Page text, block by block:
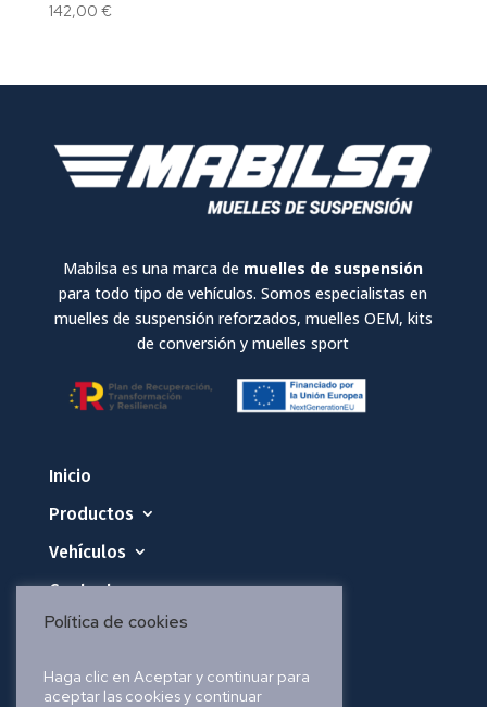
142,00 €
Mabilsa es una marca de muelles de suspensión
para todo tipo de vehículos. Somos especialistas en
muelles de suspensión reforzados, muelles OEM, kits
de conversión y muelles sport
Inicio
Productos
Vehículos
Contacto
Política de cookies
Política de cookies
Haga clic en Aceptar y continuar para
aceptar las cookies y continuar